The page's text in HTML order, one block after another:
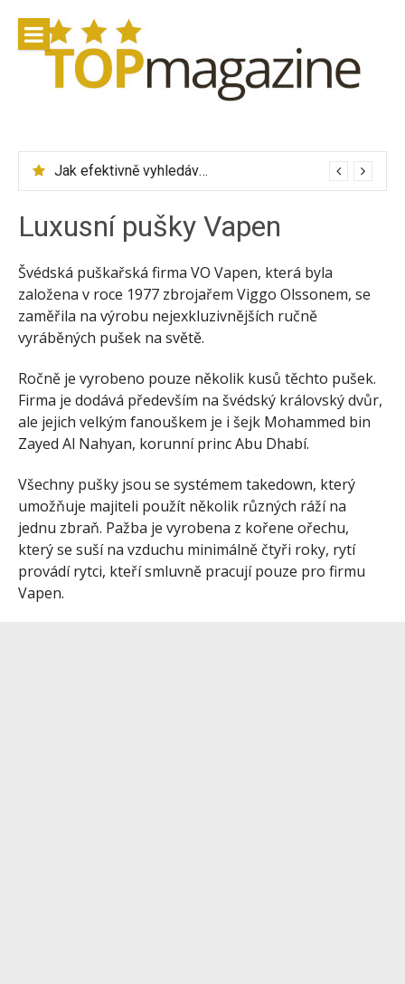
obsah
Jak efektivně vyhledávat letenky přes Skyscanner
Luxusní pušky Vapen
Švédská puškařská firma VO Vapen, která byla
založena v roce 1977 zbrojařem Viggo Olssonem, se
zaměřila na výrobu nejexkluzivnějších ručně
vyráběných pušek na světě.
Ročně je vyrobeno pouze několik kusů těchto pušek.
Firma je dodává především na švédský královský dvůr,
ale jejich velkým fanouškem je i šejk Mohammed bin
Zayed Al Nahyan, korunní princ Abu Dhabí.
Všechny pušky jsou se systémem takedown, který
umožňuje majiteli použít několik různých ráží na
jednu zbraň. Pažba je vyrobena z kořene ořechu,
který se suší na vzduchu minimálně čtyři roky, rytí
provádí rytci, kteří smluvně pracují pouze pro firmu
Vapen.